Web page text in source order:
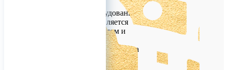
продукции и оборудовании
тк сейчас это не является
удивительным фактом и
преимуществом. Мы
предлагаем остановиться на
более важных для вас